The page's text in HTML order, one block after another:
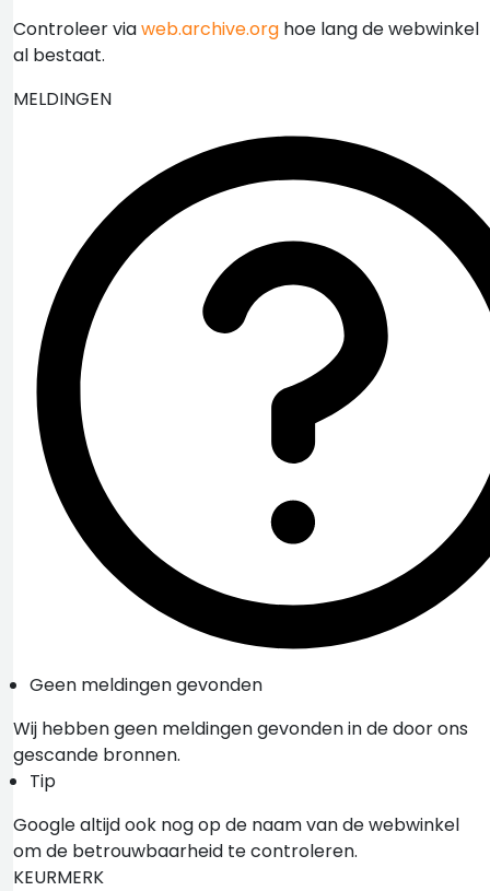
Controleer viaweb.archive.org hoe lang de webwinkel
al bestaat.
MELDINGEN
Geen meldingen gevonden
Wij hebben geen meldingen gevonden in de door ons
gescande bronnen.
Tip
Google altijd ook nog op de naam van de webwinkel
om de betrouwbaarheid te controleren.
KEURMERK